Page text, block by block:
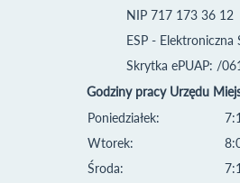
NIP 717 173 36 12
ESP - Elektroniczna
Skrytka ePUAP: /
Godziny pracy Urzędu
Poniedziałek:
Wtorek:
Środa: